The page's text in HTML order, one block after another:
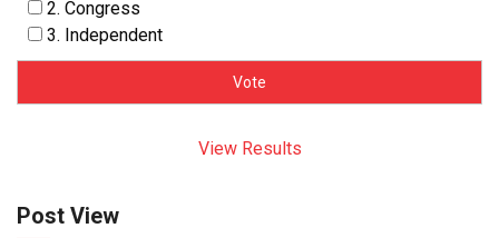
2. Congress
3. Independent
View Results
Post View